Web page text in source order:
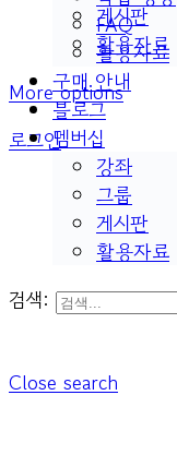
게시판
활용자료
More options
로그인
FAQ
활용자료
구매 안내
블로그
멤버십
강좌
그룹
게시판
활용자료
검색:
Close search